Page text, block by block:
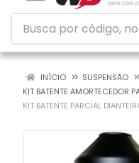
INÍCIO
SUSPENSÃO
KIT BATENTE AMORTECEDOR
KIT BATENTE PARCIAL